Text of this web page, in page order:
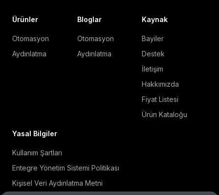
Ürünler
Otomasyon
Aydınlatma
Bloglar
Otomasyon
Aydınlatma
Kaynak
Bayiler
Destek
İletişim
Hakkımızda
Fiyat Listesi
Ürün Kataloğu
Yasal Bilgiler
Kullanım Şartları
Entegre Yönetim Sistemi Politikası
Kişisel Veri Aydınlatma Metni